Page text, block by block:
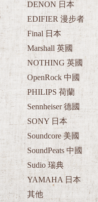
DENON 日本
EDIFIER 漫步者
Final 日本
Marshall 英國
NOTHING 英國
OpenRock 中國
PHILIPS 荷蘭
Sennheiser 德國
SONY 日本
Soundcore 美國
SoundPeats 中國
Sudio 瑞典
YAMAHA 日本
其他